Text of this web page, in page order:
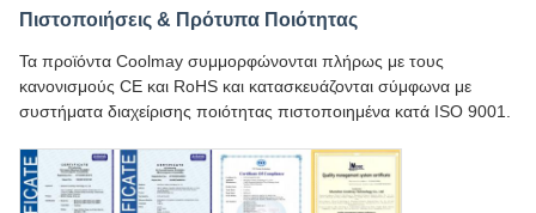
Πιστοποιήσεις & Πρότυπα Ποιότητας
Τα προϊόντα Coolmay συμμορφώνονται πλήρως με τους
κανονισμούς CE και RoHS και κατασκευάζονται σύμφωνα με
συστήματα διαχείρισης ποιότητας πιστοποιημένα κατά ISO 9001.